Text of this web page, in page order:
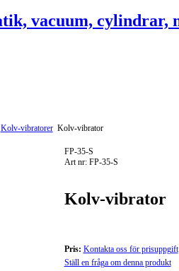
Kolv-vibratorer Kolv-vibrator
FP-35-S
Art nr: FP-35-S
Kolv-vibrator
Pris: Kontakta oss för prisuppgift
Ställ en fråga om denna produkt